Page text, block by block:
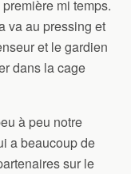
mi temps.
va au pressing et
et le gardien
dans la cage
à peu notre
a beaucoup de
sur le